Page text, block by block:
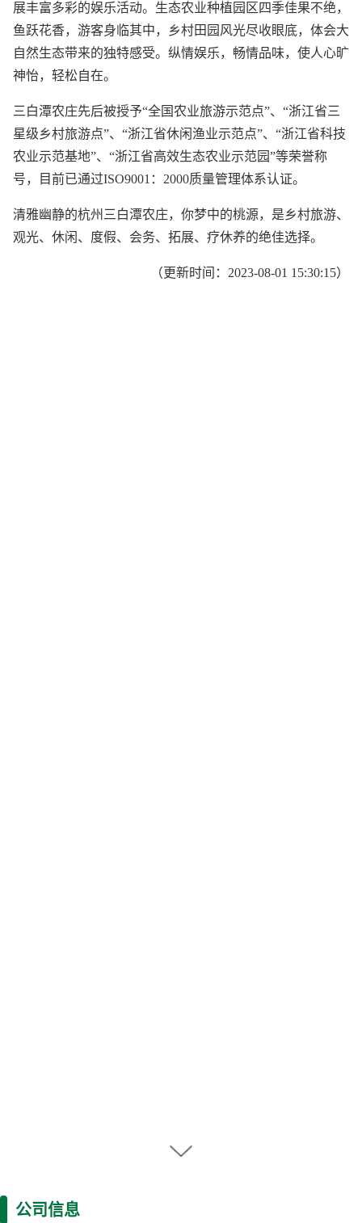
展丰富多彩的娱乐活动。生态农业种植园区四季佳果不绝，
鱼跃花香，游客身临其中，乡村田园风光尽收眼底，体会大
自然生态带来的独特感受。纵情娱乐，畅情品味，使人心旷
神怡，轻松自在。
三白潭农庄先后被授予“全国农业旅游示范点”、“浙江省三
星级乡村旅游点”、“浙江省休闲渔业示范点”、“浙江省科技
农业示范基地”、“浙江省高效生态农业示范园”等荣誉称
号，目前已通过ISO9001：2000质量管理体系认证。
清雅幽静的杭州三白潭农庄，你梦中的桃源，是乡村旅游、
观光、休闲、度假、会务、拓展、疗休养的绝佳选择。
（更新时间：2023-08-01 15:30:15）
公司信息